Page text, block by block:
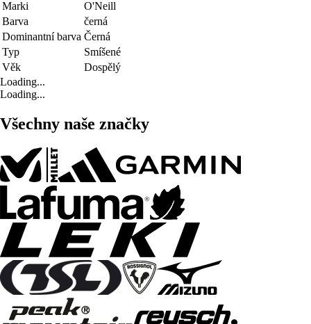
Marki
O'Neill
Barva
černá
Dominantní barva Černá
Typ
Smíšené
Věk
Dospělý
Loading...
Loading...
Všechny naše značky